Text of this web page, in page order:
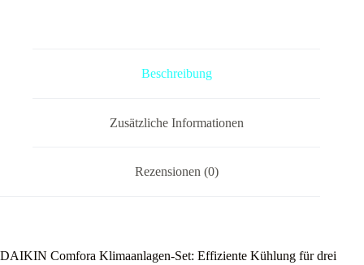
Beschreibung
Zusätzliche Informationen
Rezensionen (0)
DAIKIN Comfora Klimaanlagen-Set: Effiziente Kühlung für drei